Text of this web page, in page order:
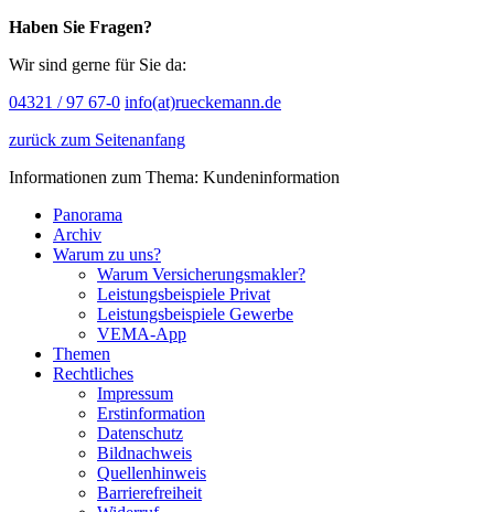
Haben Sie Fragen?
Wir sind gerne für Sie da:
04321 / 97 67-0 info(at)rueckemann.de
zurück zum Seitenanfang
Informationen zum Thema: Kundeninformation
Panorama
Archiv
Warum zu uns?
Warum Versicherungsmakler?
Leistungsbeispiele Privat
Leistungsbeispiele Gewerbe
VEMA-App
Themen
Rechtliches
Impressum
Erstinformation
Datenschutz
Bildnachweis
Quellenhinweis
Barrierefreiheit